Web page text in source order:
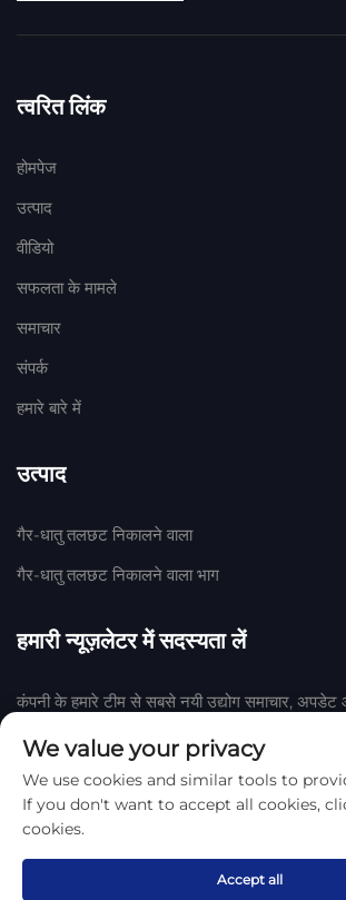
त्वरित लिंक
होमपेज
उत्पाद
वीडियो
सफलता के मामले
समाचार
संपर्क
हमारे बारे में
उत्पाद
गैर-धातु तलछट निकालने वाला
गैर-धातु तलछट निकालने वाला भाग
हमारी न्यूज़लेटर में सदस्यता लें
कंपनी के हमारे टीम से सबसे नयी उद्योग समाचार, अपडेट
नीति
We value your privacy
We use cookies and similar tools to
If you don't want to accept all cookies,
cookies.
Accept all